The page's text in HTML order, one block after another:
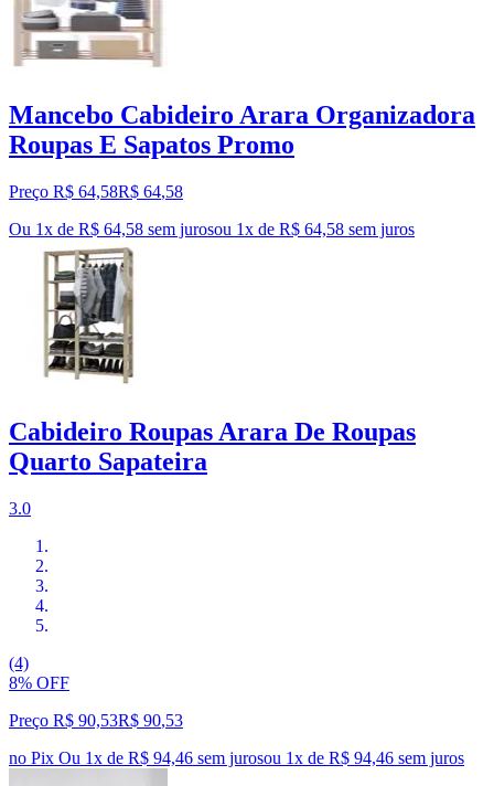
Mancebo Cabideiro Arara Organizadora
Roupas E Sapatos Promo
Preço R$ 64,58R$ 64,58
Ou 1x de R$ 64,58 sem jurosou 1x de R$ 64,58 sem juros
Cabideiro Roupas Arara De Roupas
Quarto Sapateira
3.0
(4)
8% OFF
Preço R$ 90,53R$ 90,53
no Pix Ou 1x de R$ 94,46 sem jurosou 1x de R$ 94,46 sem juros